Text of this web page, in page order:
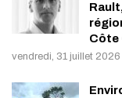
Côte
vendredi, 31 juillet 2026